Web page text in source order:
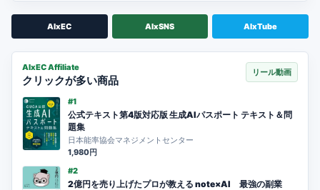
AIxEC AIxSNS AIxTube
AIxEC Affiliate
クリックが多い商品
リール動画
#1
公式テキスト第4版対応版 生成AIパスポート テキスト＆問
題集
日本能率協会マネジメントセンター
1,980円
#2
2億円を売り上げたプロが教える note×AI 最強の副業